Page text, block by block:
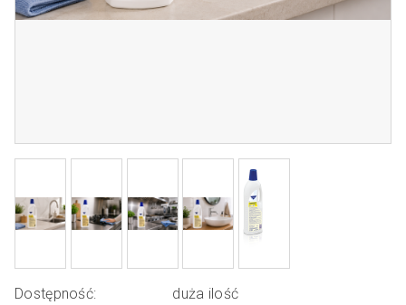
Dostępność:
duża ilość